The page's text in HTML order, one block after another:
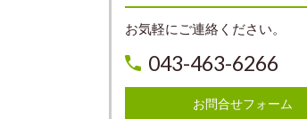
お気軽にご連絡ください。
043-463-6266
お問合せフォーム